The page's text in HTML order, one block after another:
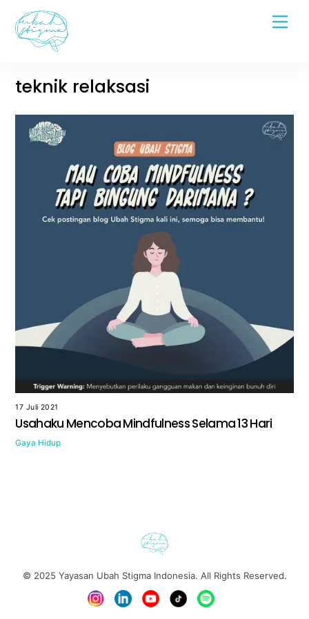
content
teknik relaksasi
17 Juli 2021
Usahaku Mencoba Mindfulness Selama 13 Hari
Gaya Hidup
© 2025 Yayasan Ubah Stigma Indonesia. All Rights Reserved.